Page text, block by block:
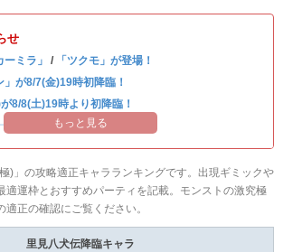
せ
ミラ」 /
「ツクモ」が登場！
が8/7(金)19時初降臨！
8/8(土)19時より初降臨！
たん」が登場！もっと見る
)」の攻略適正キャラランキングです。出現ギミックや
適運枠とおすすめパーティを記載。モンストの激究極
正の確認にご覧ください。
里見八犬伝降臨キャラ